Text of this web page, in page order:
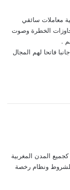
معاملات سائقي
الخطرة وصوت
.
فاتحا لهم المجال
المدن المغربية
ونظام رخصة